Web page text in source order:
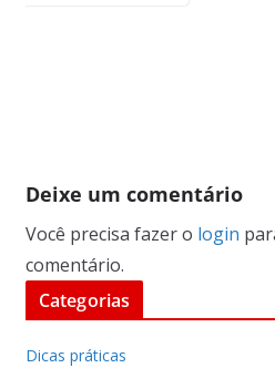
Deixe um comentário
Você precisa fazer o login
comentário.
Categorias
Dicas práticas